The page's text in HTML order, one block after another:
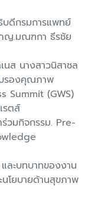
กรมการแพทย์
ภญ.มณฑกา ธีรชัย
ส นางสาวนิสาชล
รองคุณภาพ
Summit (GWS)
รตส์
มกิจกรรม. Pre-
ะบทบาทของงาน
นโยบายด้านสุขภาพ